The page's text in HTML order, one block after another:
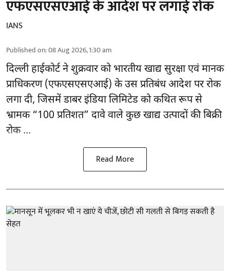
एफएसएसएआई के आदेश पर लगाई रोक
IANS
Published on:08 Aug 2026, 1:30 am
दिल्ली हाईकोर्ट ने शुक्रवार को भारतीय खाद्य सुरक्षा एवं मानक
प्राधिकरण(एफएसएसएआई) के उस प्रतिबंध आदेश पर रोक
लगा दी, जिसमें डाबर इंडिया लिमिटेड को कथित रूप से
भ्रामक “100 प्रतिशत” दावे वाले कुछ खाद्य उत्पादों की बिक्री
रोक ...
Read More